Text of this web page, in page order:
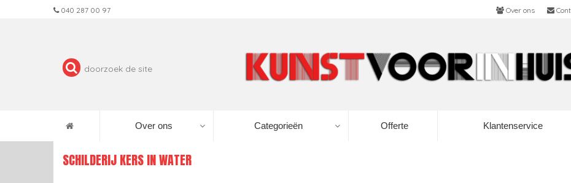
040 287 00 97 Over ons
Over ons Categorieën Offerte Klantenservice
SCHILDERIJ KERS IN WATER